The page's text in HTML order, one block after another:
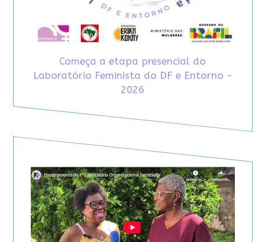
Começa a etapa presencial do
Laboratório Feminista do DF e Entorno -
2026